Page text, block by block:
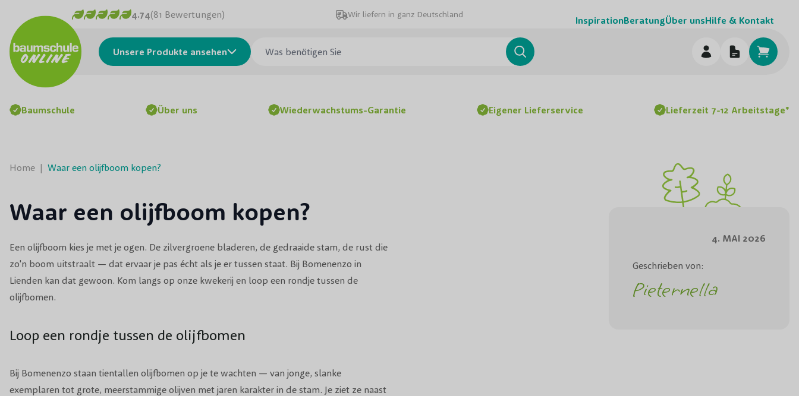
4.74(81 Bewertungen) Wir liefern in ganz Deutschland InspirationBeratungÜber unsHilfe & Kontakt
Unsere Produkte ansehen
Suchen
Baumschule Über uns Wiederwachstums-Garantie Eigener Lieferservice Lieferzeit 7-12 Arbeitstage*
4. MAI 2026
Geschrieben von:
Pieternella
Home | Waar een olijfboom kopen?
Waar een olijfboom kopen?
Een olijfboom kies je met je ogen. De zilvergroene bladeren, de gedraaide stam, de rust die
zo'n boom uitstraalt — dat ervaar je pas écht als je er tussen staat. Bij Bomenenzo in
Lienden kan dat gewoon. Kom langs op onze kwekerij en loop een rondje tussen de
olijfbomen.
Loop een rondje tussen de olijfbomen
Bij Bomenenzo staan tientallen olijfbomen op je te wachten — van jonge, slanke
exemplaren tot grote, meerstammige olijven met jaren karakter in de stam. Je ziet ze naast